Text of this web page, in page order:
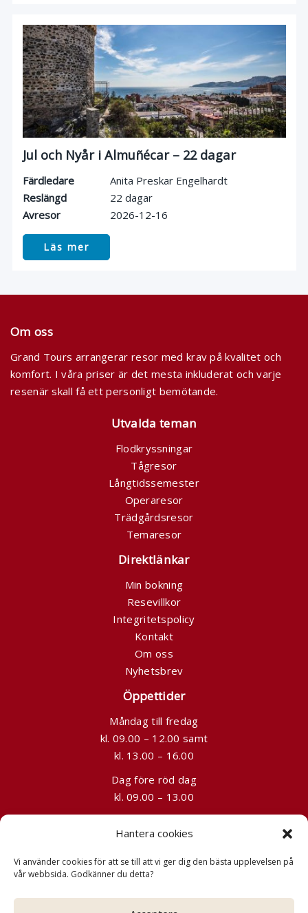
Hantera cookies
Vi använder cookies för att se till att vi ger dig den bästa upplevelsen på
vår webbsida. Godkänner du detta?
Jul och Nyår i Almuñécar – 22 dagar
Färdledare
Anita Preskar Engelhardt
Reslängd
22 dagar
Avresor
2026-12-16
Läs mer
Om oss
Grand Tours arrangerar resor med krav på kvalitet och
komfort. I våra priser är det mesta inkluderat och varje
resenär skall få ett personligt bemötande.
Utvalda teman
Flodkryssningar
Tågresor
Långtidssemester
Operaresor
Trädgårdsresor
Temaresor
Direktlänkar
Min bokning
Resevillkor
Integritetspolicy
Kontakt
Om oss
Nyhetsbrev
Öppettider
Måndag till fredag
kl. 09.00 – 12.00 samt
kl. 13.00 – 16.00
Dag före röd dag
kl. 09.00 – 13.00
info@grandtours.se